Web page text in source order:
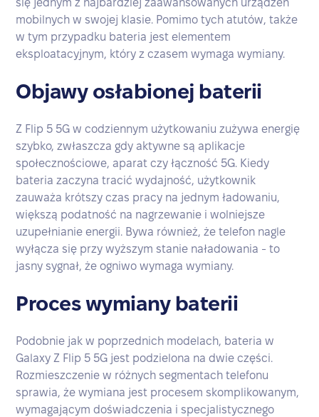
się jednym z najbardziej zaawansowanych urządzeń
mobilnych w swojej klasie. Pomimo tych atutów, także
w tym przypadku bateria jest elementem
eksploatacyjnym, który z czasem wymaga wymiany.
Objawy osłabionej baterii
Z Flip 5 5G w codziennym użytkowaniu zużywa energię
szybko, zwłaszcza gdy aktywne są aplikacje
społecznościowe, aparat czy łączność 5G. Kiedy
bateria zaczyna tracić wydajność, użytkownik
zauważa krótszy czas pracy na jednym ładowaniu,
większą podatność na nagrzewanie i wolniejsze
uzupełnianie energii. Bywa również, że telefon nagle
wyłącza się przy wyższym stanie naładowania - to
jasny sygnał, że ogniwo wymaga wymiany.
Proces wymiany baterii
Podobnie jak w poprzednich modelach, bateria w
Galaxy Z Flip 5 5G jest podzielona na dwie części.
Rozmieszczenie w różnych segmentach telefonu
sprawia, że wymiana jest procesem skomplikowanym,
wymagającym doświadczenia i specjalistycznego